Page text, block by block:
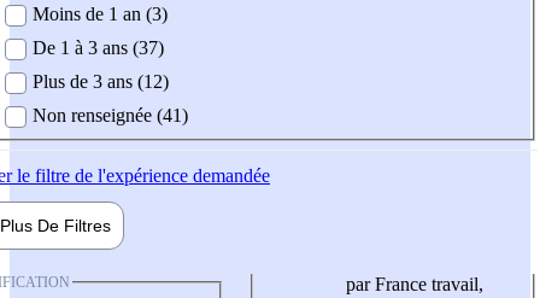
demandée
Moins de 1 an (3)
De 1 à 3 ans (37)
Plus de 3 ans (12)
Non renseignée (41)
le filtre de l'expérience demandée
Plus De Filtres
par France travail,